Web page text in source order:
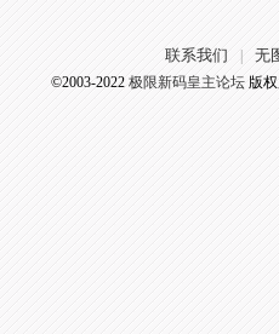
联系我们 无
©2003-2022 极限新码皇主论坛版权